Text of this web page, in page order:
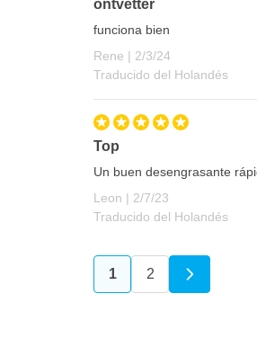
ontvetter
funciona bien
Rene | 2 de marzo de 2024
2/3/24
Traducido del Holandés
Top
Un buen desengrasante
Leon | 2 de julio de 2023
2/7/23
Traducido del Holandés
Actualmente estás
1 Página
2